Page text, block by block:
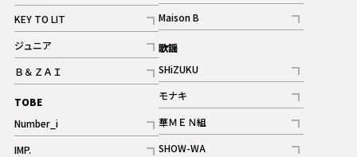
記事
KEY TO LIT
記事
ジュニア
記事
Ｂ＆ＺＡＩ
記事
TOBE
Number_i
記事
IMP.
記事
ギャラリー
Maison B
記事
歌謡
SHiZUKU
記事
モナキ
記事
華ＭＥＮ組
記事
SHOW-WA